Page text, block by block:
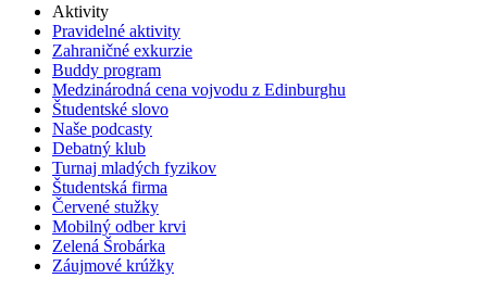
Aktivity
Pravidelné aktivity
Zahraničné exkurzie
Buddy program
Medzinárodná cena vojvodu z Edinburghu
Študentské slovo
Naše podcasty
Debatný klub
Turnaj mladých fyzikov
Študentská firma
Červené stužky
Mobilný odber krvi
Zelená Šrobárka
Záujmové krúžky